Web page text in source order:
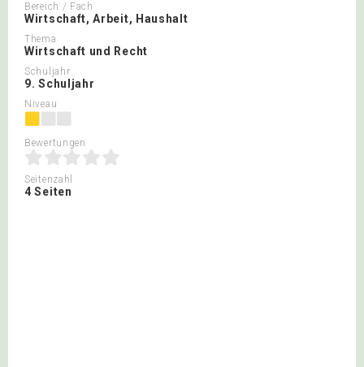
Bereich / Fach
Wirtschaft, Arbeit, Haushalt
Thema
Wirtschaft und Recht
Schuljahr
9. Schuljahr
Niveau
Bewertungen
Seitenzahl
4 Seiten